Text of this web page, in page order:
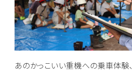
あのかっこいい重機への乗車体験